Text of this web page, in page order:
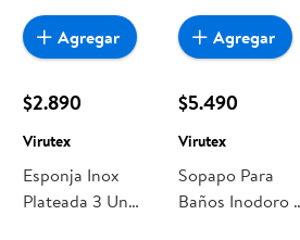
$2.890
Virutex
Esponja Inox
Plateada 3 Un
Agregar
$5.490
Virutex
Sopapo Para
Baños Inodoro 1
Agregar